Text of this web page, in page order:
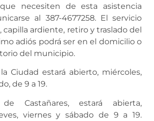
necesiten de esta asistencia
al 387-4677258. El servicio
capilla ardiente, retiro y traslado del
adiós podrá ser en el domicilio o
del municipio.
Ciudad estará abierto, miércoles,
de 9 a 19.
Castañares, estará abierta,
viernes y sábado de 9 a 19.